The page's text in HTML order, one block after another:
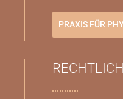
PRAXIS FÜR